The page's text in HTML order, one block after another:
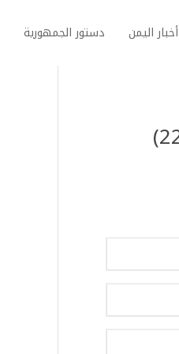
أخبار اليمن دستور الجمهورية
قانون رقم (12) لسنة 2001م بتعديل بعض أحكام القانون رقم (22)